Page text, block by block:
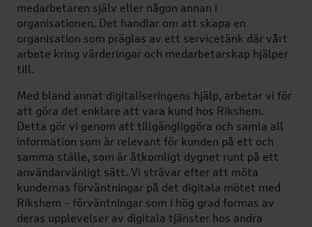
Samhälle
Hälsa &
välbefinnande
medarbetaren själv eller någon annan i
organisationen. Det handlar om att skapa en
organisation som präglas av ett servicetänk där vårt
arbete kring värderingar och medarbetarskap hjälper
till.
Med bland annat digitaliseringens hjälp, arbetar vi för
att göra det enklare att vara kund hos Rikshem.
Detta gör vi genom att tillgängliggöra och samla all
information som är relevant för kunden på ett och
samma ställe, som är åtkomligt dygnet runt på ett
användarvänligt sätt. Vi strävar efter att möta
kundernas förväntningar på det digitala mötet med
Rikshem – förväntningar som i hög grad formas av
deras upplevelser av digitala tjänster hos andra